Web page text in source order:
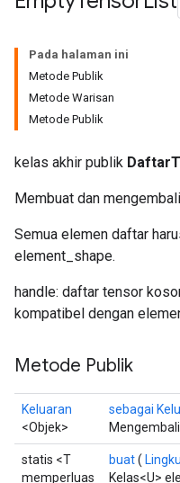
Pada halaman ini
Metode Publik
Metode Warisan
Metode Publik
kelas akhir publik
Membuat dan
Semua elemen daftar
element_shape.
handle: daftar tensor
kompatibel dengan
Metode Publik
Keluaran
<Objek>
sebagai
statis <T
memperluas
buat(
Kelas<U>